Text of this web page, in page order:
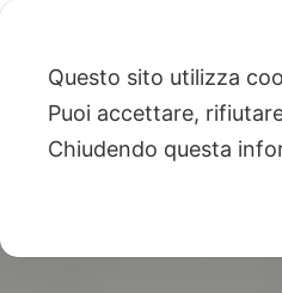
Questo sito utilizza
Puoi accettare,
Chiudendo questa